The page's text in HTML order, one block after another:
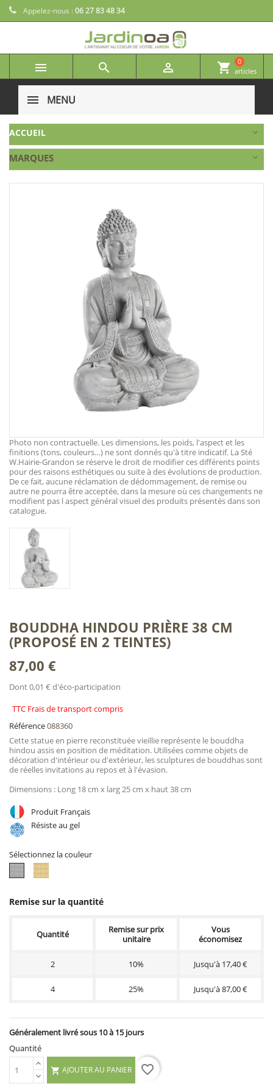
Appelez-nous :06 27 83 48 34
   shopping_cart
0
articles
MENU
ACCUEIL
MARQUES
Photo non contractuelle. Les dimensions, les poids, l'aspect et les
finitions (tons, couleurs…) ne sont donnés qu'à titre indicatif. La Sté
W.Hairie-Grandon se réserve le droit de modifier ces différents points
pour des raisons esthétiques ou suite à des évolutions de production.
De ce fait, aucune réclamation de dédommagement, de remise ou
autre ne pourra être acceptée, dans la mesure où ces changements ne
modifient pas l aspect général visuel des produits présentés dans son
catalogue.
BOUDDHA HINDOU PRIÈRE 38 CM
(PROPOSÉ EN 2 TEINTES)
87,00 €
Dont 0,01 € d'éco-participation
TTC Frais de transport compris
Référence088360
Cette statue en pierre reconstituée vieillie représente le bouddha
hindou assis en position de méditation. Utilisées comme objets de
décoration d'intérieur ou d'extérieur, les sculptures de bouddhas sont
de réelles invitations au repos et à l'évasion.
Dimensions : Long 18 cm x larg 25 cm x haut 38 cm
Produit Français
Résiste au gel
Sélectionnez la couleur
Ton
gris
vieilli
Remise sur la quantité
Quantité
Remise sur prix
unitaire
Vous
économisez
2 10% Jusqu'à 17,40 €
4 25% Jusqu'à 87,00 €
Généralement livré sous 10 à 15 jours
Quantité
 AJOUTER AU PANIER favorite_border